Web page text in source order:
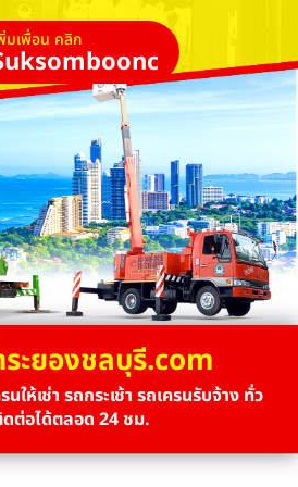
มเพื่อน คลิก
ระยองชลบุรี.com
นให้เช่า รถกระเช้า รถเครนรับจ้าง ทั่ว
ต่อได้ตลอด 24 ชม.